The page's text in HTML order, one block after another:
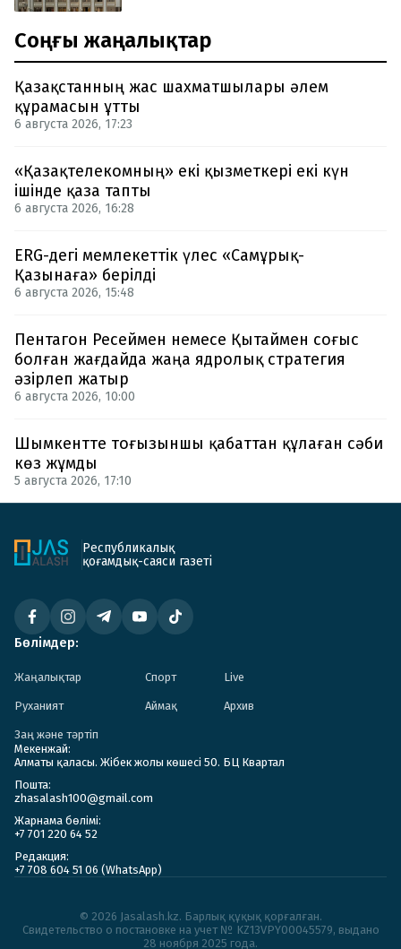
Соңғы жаңалықтар
Қазақстанның жас шахматшылары әлем
құрамасын ұтты
6 августа 2026, 17:23
«Қазақтелекомның» екі қызметкері екі күн
ішінде қаза тапты
6 августа 2026, 16:28
ERG-дегі мемлекеттік үлес «Самұрық-
Қазынаға» берілді
6 августа 2026, 15:48
Пентагон Ресеймен немесе Қытаймен соғыс
болған жағдайда жаңа ядролық стратегия
әзірлеп жатыр
6 августа 2026, 10:00
Шымкентте тоғызыншы қабаттан құлаған сәби
көз жұмды
5 августа 2026, 17:10
Республикалық
қоғамдық-саяси газеті
Бөлімдер:
Жаңалықтар Спорт Live
Руханият Аймақ Архив
Заң және тәртіп
Мекенжай:
Алматы қаласы. Жібек жолы көшесі 50. БЦ Квартал
Пошта:
zhasalash100@gmail.com
Жарнама бөлімі:
+7 701 220 64 52
Редакция:
+7 708 604 51 06 (WhatsApp)
© 2026 Jasalash.kz. Барлық құқық қорғалған.
Cвидетельство о постановке на учет № KZ13VPY00045579, выдано
28 ноября 2025 года.